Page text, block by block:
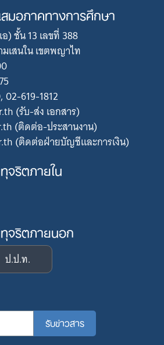
มอภาคทางการศึกษา
) ชั้น 13 เลขที่ 388
เสนใน เขตพญาไท
02-619-1812
(รับ-ส่ง เอกสาร)
(ติดต่อ-ประสานงาน)
(ติดต่อฝ่ายบัญชีและการเงิน)
จริตภายใน
จริตภายนอก
ป.ป.ท.